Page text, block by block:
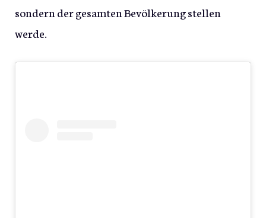
sondern der gesamten Bevölkerung stellen
werde.